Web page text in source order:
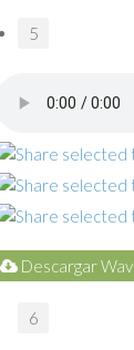
Descargar Wav
5
6